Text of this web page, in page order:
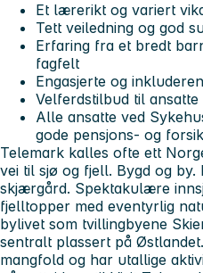
Et lærerikt og variert
Tett veiledning og god
Erfaring fra et bredt
fagfelt
Engasjerte og
Velferdstilbud til ansatte
Alle ansatte ved
gode pensjons- og
Telemark kalles ofte ett
vei til sjø og fjell. Bygd og by.
skjærgård. Spektakulære
fjelltopper med eventyrlig
bylivet som tvillingbyene
sentralt plassert på
mangfold og har utallige